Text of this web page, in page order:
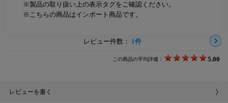
※製品の取り扱い上の表示タグをご確認ください。
※こちらの商品はインポート商品です。
レビュー件数： 1件
この商品の平均評価： 5.00
レビューを書く